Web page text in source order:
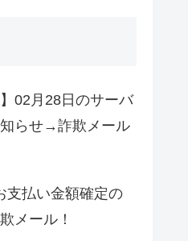
02月28日のサーバ
らせ→詐欺メール
支払い金額確定の
メール！